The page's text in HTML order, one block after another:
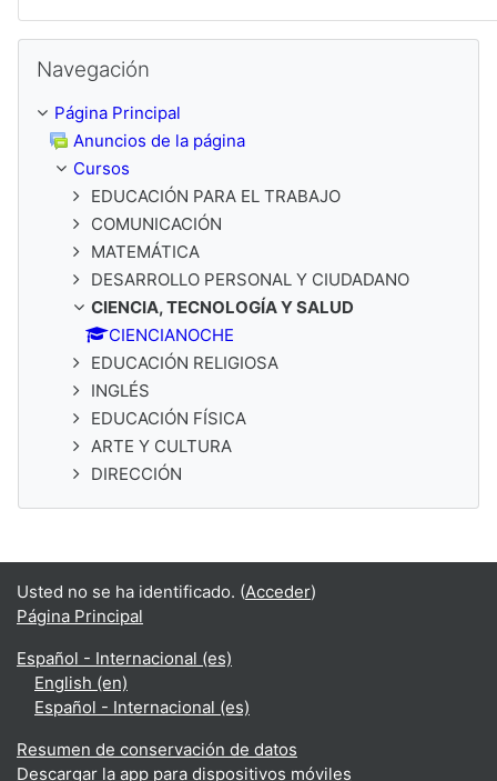
Navegación
Página Principal
Anuncios de la página
Cursos
EDUCACIÓN PARA EL TRABAJO
COMUNICACIÓN
MATEMÁTICA
DESARROLLO PERSONAL Y CIUDADANO
CIENCIA, TECNOLOGÍA Y SALUD
CIENCIANOCHE
EDUCACIÓN RELIGIOSA
INGLÉS
EDUCACIÓN FÍSICA
ARTE Y CULTURA
DIRECCIÓN
Usted no se ha identificado. (Acceder)
Página Principal
Español - Internacional ‎(es)‎
English ‎(en)‎
Español - Internacional ‎(es)‎
Resumen de conservación de datos
Descargar la app para dispositivos móviles